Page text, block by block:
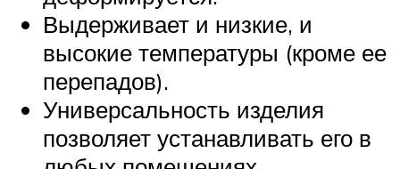
Выдерживает и низкие, и
высокие температуры (кроме ее
перепадов).
Универсальность изделия
позволяет устанавливать его в